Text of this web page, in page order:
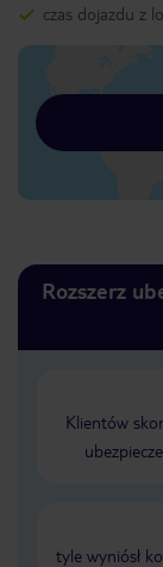
czas dojazdu z
Rozszerz
Klientów
tyle wyniósł